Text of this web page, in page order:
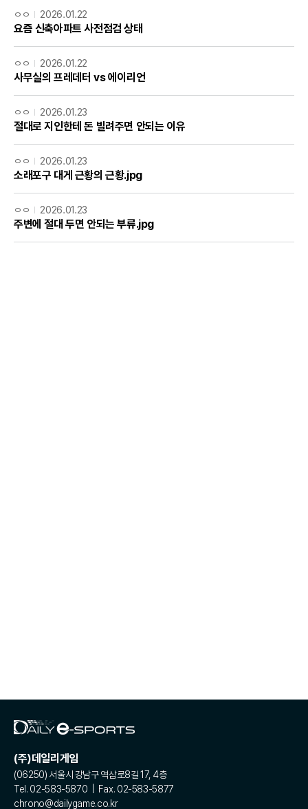
ㅇㅇ 2026.01.22
요즘 신축아파트 사전점검 상태
ㅇㅇ 2026.01.22
사무실의 프레데터 vs 에이리언
ㅇㅇ 2026.01.23
절대로 지인한테 돈 빌려주면 안되는 이유
ㅇㅇ 2026.01.23
소래포구 대게 근황의 근황.jpg
ㅇㅇ 2026.01.23
주변에 절대 두면 안되는 부류.jpg
(주)데일리게임
(06250) 서울시 강남구 역삼로8길 17, 4층
Tel. 02-583-5870 | Fax. 02-583-5877
chrono@dailygame.co.kr